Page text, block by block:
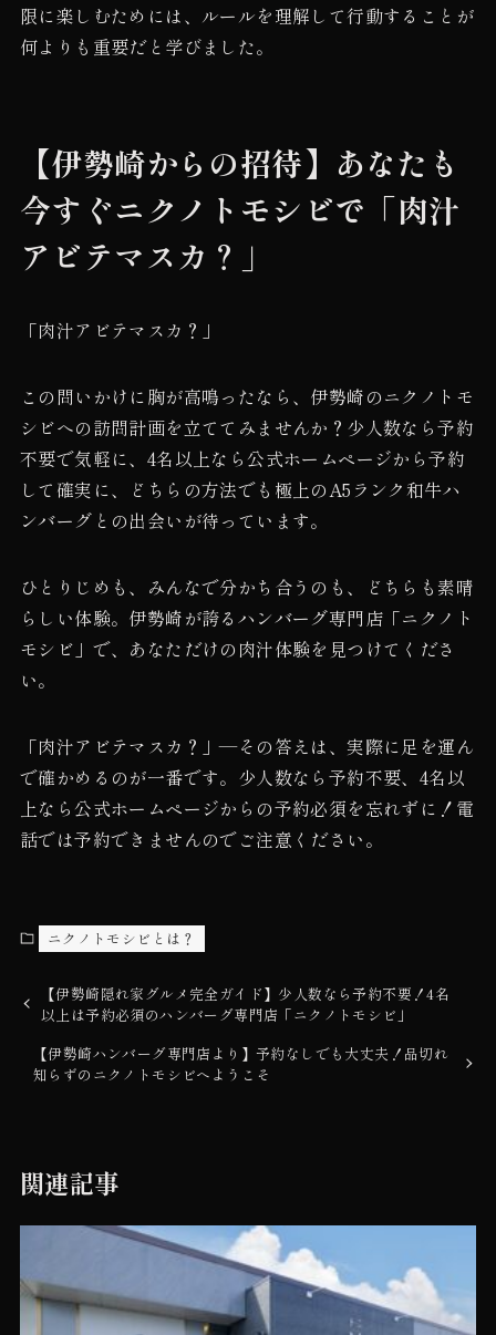
限に楽しむためには、ルールを理解して行動することが
何よりも重要だと学びました。
【伊勢崎からの招待】あなたも
今すぐニクノトモシビで「肉汁
アビテマスカ？」
「肉汁アビテマスカ？」
この問いかけに胸が高鳴ったなら、伊勢崎のニクノトモ
シビへの訪問計画を立ててみませんか？少人数なら予約
不要で気軽に、4名以上なら公式ホームページから予約
して確実に、どちらの方法でも極上のA5ランク和牛ハ
ンバーグとの出会いが待っています。
ひとりじめも、みんなで分かち合うのも、どちらも素晴
らしい体験。伊勢崎が誇るハンバーグ専門店「ニクノト
モシビ」で、あなただけの肉汁体験を見つけてくださ
い。
「肉汁アビテマスカ？」—その答えは、実際に足を運ん
で確かめるのが一番です。少人数なら予約不要、4名以
上なら公式ホームページからの予約必須を忘れずに！電
話では予約できませんのでご注意ください。
ニクノトモシビとは？
【伊勢崎隠れ家グルメ完全ガイド】少人数なら予約不要！4名
以上は予約必須のハンバーグ専門店「ニクノトモシビ」
【伊勢崎ハンバーグ専門店より】予約なしでも大丈夫！品切れ
知らずのニクノトモシビへようこそ
関連記事